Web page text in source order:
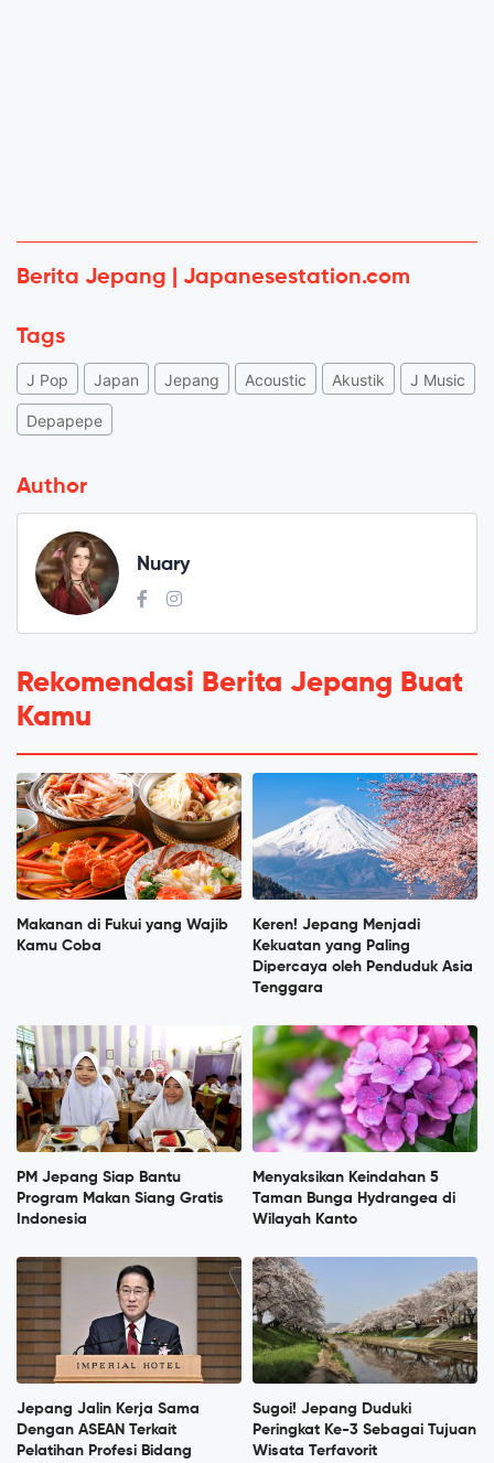
Berita Jepang | Japanesestation.com
Tags
J Pop Japan Jepang Acoustic Akustik J Music
Depapepe
Author
Nuary
Rekomendasi Berita Jepang Buat
Kamu
Makanan di Fukui yang Wajib
Kamu Coba
Keren! Jepang Menjadi
Kekuatan yang Paling
Dipercaya oleh Penduduk Asia
Tenggara
PM Jepang Siap Bantu
Program Makan Siang Gratis
Indonesia
Menyaksikan Keindahan 5
Taman Bunga Hydrangea di
Wilayah Kanto
Jepang Jalin Kerja Sama
Dengan ASEAN Terkait
Pelatihan Profesi Bidang
Sugoi! Jepang Duduki
Peringkat Ke-3 Sebagai Tujuan
Wisata Terfavorit